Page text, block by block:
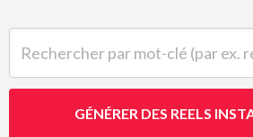
GÉNÉRER DES REELS